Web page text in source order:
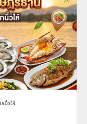
นิ้วให้